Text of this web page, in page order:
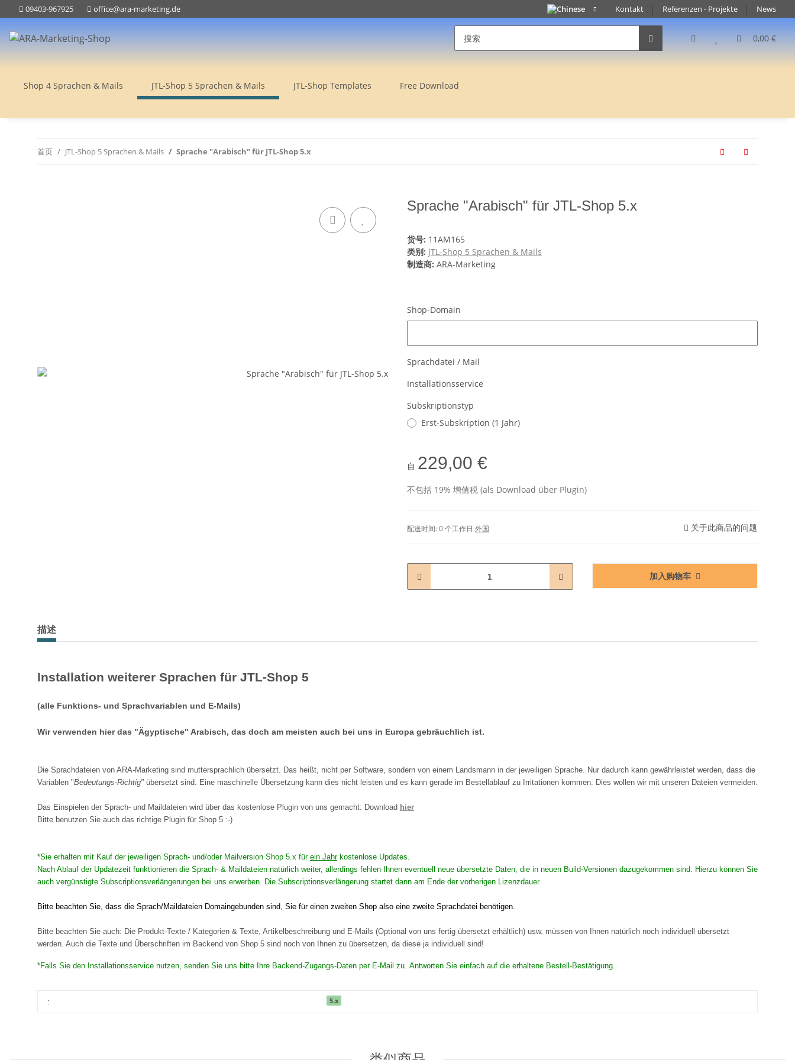
Kontakt Referenzen - Projekte News
09403-967925 office@ara-marketing.de
0,00 €
Shop 4 Sprachen & Mails JTL-Shop 5 Sprachen & Mails JTL-Shop Templates Free Download
首页 JTL-Shop 5 Sprachen & Mails Sprache "Arabisch" für JTL-Shop 5.x
Sprache "Arabisch" für JTL-Shop 5.x
货号: 11AM165
类别: JTL-Shop 5 Sprachen & Mails
制造商: ARA-Marketing
Shop-Domain
Sprachdatei / Mail
Installationsservice
Subskriptionstyp
Erst-Subskription (1 Jahr)
自 229,00 €
不包括 19% 增值税 (als Download über Plugin)
配送时间:0 个工作日 外国 关于此商品的问题
加入购物车
描述
Installation weiterer Sprachen für JTL-Shop 5
(alle Funktions- und Sprachvariablen und E-Mails)
Wir verwenden hier das "Ägyptische" Arabisch, das doch am meisten auch bei uns in Europa gebräuchlich ist.
Die Sprachdateien von ARA-Marketing sind muttersprachlich übersetzt. Das heißt, nicht per Software, sondern von einem Landsmann in der jeweiligen Sprache. Nur dadurch kann gewährleistet werden, dass die
Variablen "Bedeutungs-Richtig" übersetzt sind. Eine maschinelle Übersetzung kann dies nicht leisten und es kann gerade im Bestellablauf zu Irritationen kommen. Dies wollen wir mit unseren Dateien vermeiden.
Das Einspielen der Sprach- und Maildateien wird über das kostenlose Plugin von uns gemacht: Download hier
Bitte benutzen Sie auch das richtige Plugin für Shop 5 :-)
*Sie erhalten mit Kauf der jeweiligen Sprach- und/oder Mailversion Shop 5.x für ein Jahrkostenlose Updates.
Nach Ablauf der Updatezeit funktionieren die Sprach- & Maildateien natürlich weiter, allerdings fehlen Ihnen eventuell neue übersetzte Daten, die in neuen Build-Versionen dazugekommen sind. Hierzu können Sie
auch vergünstigte Subscriptionsverlängerungen bei uns erwerben. Die Subscriptionsverlängerung startet dann am Ende der vorherigen Lizenzdauer.
Bitte beachten Sie, dass die Sprach/Maildateien Domaingebunden sind, Sie für einen zweiten Shop also eine zweite Sprachdatei benötigen.
Bitte beachten Sie auch: Die Produkt-Texte / Kategorien & Texte, Artikelbeschreibung und E-Mails (Optional von uns fertig übersetzt erhältlich) usw. müssen von Ihnen natürlich noch individuell übersetzt
werden. Auch die Texte und Überschriften im Backend von Shop 5 sind noch von Ihnen zu übersetzen, da diese ja individuell sind!
*Falls Sie den Installationsservice nutzen, senden Sie uns bitte Ihre Backend-Zugangs-Daten per E-Mail zu. Antworten Sie einfach auf die erhaltene Bestell-Bestätigung.
: 5.x